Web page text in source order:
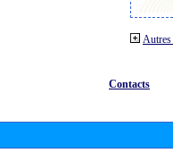
Contacts